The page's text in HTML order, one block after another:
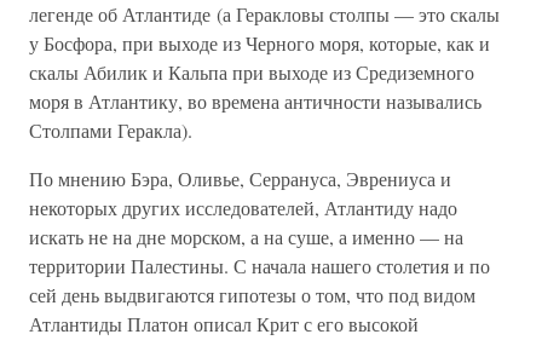
легенде об Атлантиде (а Геракловы столпы — это скалы
у Босфора, при выходе из Черного моря, которые, как и
скалы Абилик и Кальпа при выходе из Средиземного
моря в Атлантику, во времена античности назывались
Столпами Геракла).
По мнению Бэра, Оливье, Серрануса, Эврениуса и
некоторых других исследователей, Атлантиду надо
искать не на дне морском, а на суше, а именно — на
территории Палестины. С начала нашего столетия и по
сей день выдвигаются гипотезы о том, что под видом
Атлантиды Платон описал Крит с его высокой